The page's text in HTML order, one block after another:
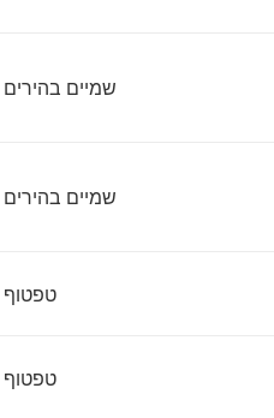
שמיים בהירים
שמיים בהירים
טפטוף
טפטוף